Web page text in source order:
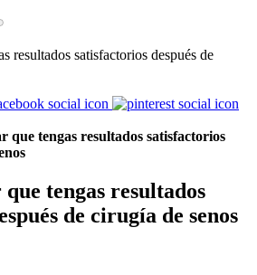
resultados satisfactorios después de
que tengas resultados satisfactorios
tengas resultados
de cirugía de senos